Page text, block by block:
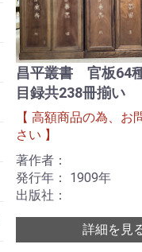
昌平叢書 官板64
目録共238冊揃い
【 高額商品の為、お
さい 】
著作者：
発行年： 1909年
出版社：
詳細を見